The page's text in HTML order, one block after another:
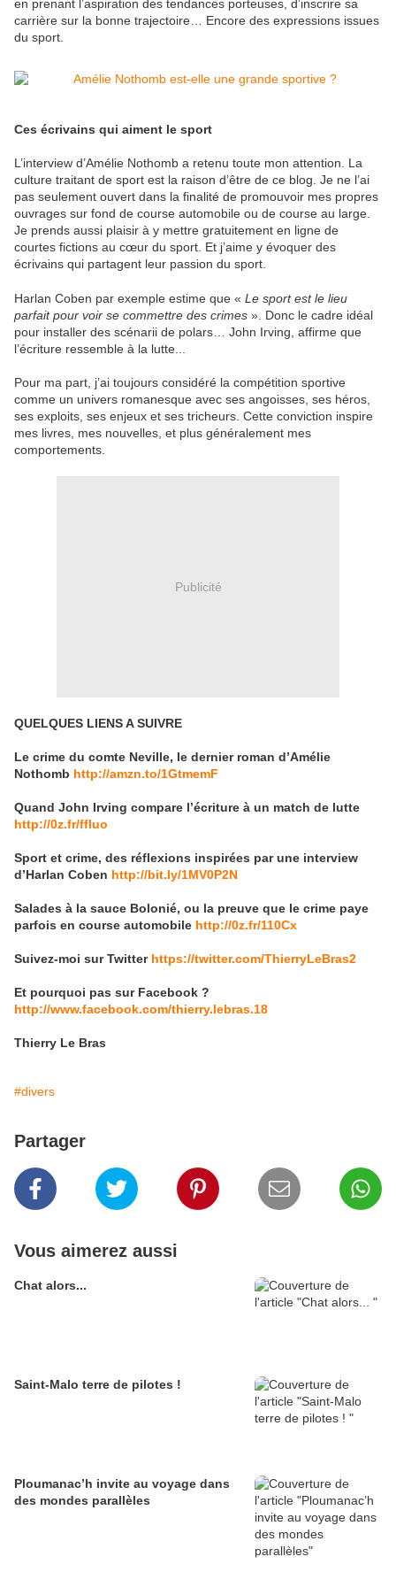
en prenant l’aspiration des tendances porteuses, d’inscrire sa
carrière sur la bonne trajectoire… Encore des expressions issues
du sport.
Ces écrivains qui aiment le sport
L’interview d’Amélie Nothomb a retenu toute mon attention. La
culture traitant de sport est la raison d’être de ce blog. Je ne l’ai
pas seulement ouvert dans la finalité de promouvoir mes propres
ouvrages sur fond de course automobile ou de course au large.
Je prends aussi plaisir à y mettre gratuitement en ligne de
courtes fictions au cœur du sport. Et j’aime y évoquer des
écrivains qui partagent leur passion du sport.
Harlan Coben par exemple estime que « Le sport est le lieu
parfait pour voir se commettre des crimes ». Donc le cadre idéal
pour installer des scénarii de polars… John Irving, affirme que
l’écriture ressemble à la lutte...
Pour ma part, j’ai toujours considéré la compétition sportive
comme un univers romanesque avec ses angoisses, ses héros,
ses exploits, ses enjeux et ses tricheurs. Cette conviction inspire
mes livres, mes nouvelles, et plus généralement mes
comportements.
Publicité
QUELQUES LIENS A SUIVRE
Le crime du comte Neville, le dernier roman d’Amélie
Nothomb http://amzn.to/1GtmemF
Quand John Irving compare l’écriture à un match de lutte
http://0z.fr/ffluo
Sport et crime, des réflexions inspirées par une interview
d’Harlan Coben http://bit.ly/1MV0P2N
Salades à la sauce Bolonié, ou la preuve que le crime paye
parfois en course automobile http://0z.fr/110Cx
Suivez-moi sur Twitter https://twitter.com/ThierryLeBras2
Et pourquoi pas sur Facebook ?
http://www.facebook.com/thierry.lebras.18
Thierry Le Bras
#divers
Partager
Vous aimerez aussi
Chat alors...
Saint-Malo terre de pilotes !
Ploumanac’h invite au voyage dans
des mondes parallèles